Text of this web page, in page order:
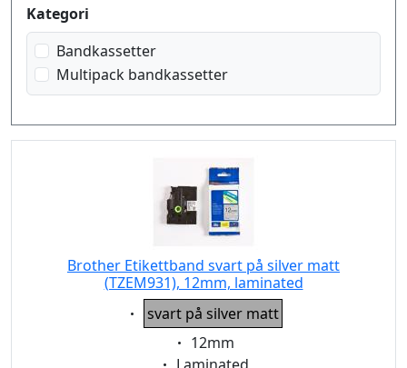
vit på röd
vit på svart
Kategori
Bandkassetter
Multipack bandkassetter
Brother Etikettband svart på silver matt
(TZEM931), 12mm, laminated
Eigenschaft:
svart på silver matt
Eigenschaft:
12mm
Eigenschaft: